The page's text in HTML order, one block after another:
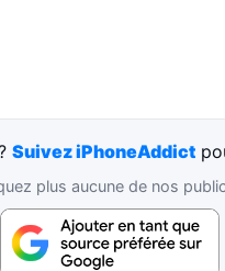
Suivez iPhoneAddict
plus aucune de nos